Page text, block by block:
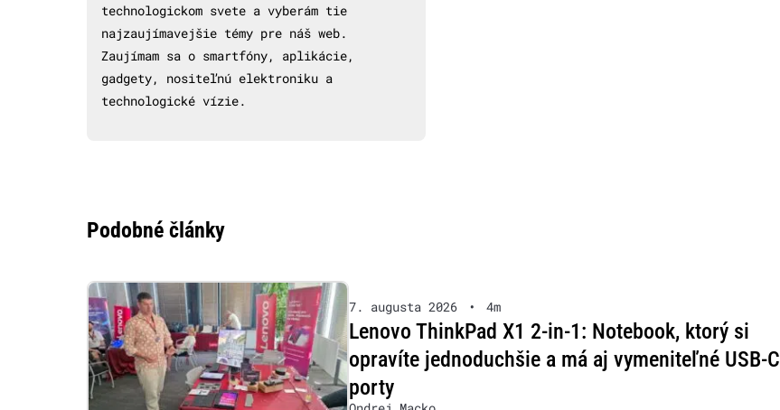
technologickom svete a vyberám tie
najzaujímavejšie témy pre náš web.
Zaujímam sa o smartfóny, aplikácie,
gadgety, nositeľnú elektroniku a
technologické vízie.
Podobné články
7. augusta 2026 • 4m
Lenovo ThinkPad X1 2-in-1: Notebook, ktorý si
opravíte jednoduchšie a má aj vymeniteľné USB-C
porty